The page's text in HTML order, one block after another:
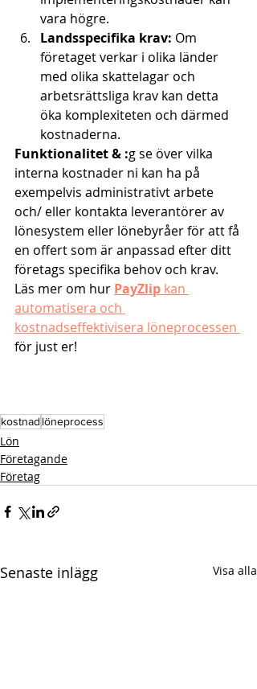
vara högre.
Landsspecifika krav: Om
företaget verkar i olika länder
med olika skattelagar och
arbetsrättsliga krav kan detta
öka komplexiteten och därmed
kostnaderna.
Funktionalitet & :g se över vilka
interna kostnader ni kan ha på
exempelvis administrativt arbete
och/ eller kontakta leverantörer av
lönesystem eller lönebyråer för att få
en offert som är anpassad efter ditt
företags specifika behov och krav.
Läs mer om hur PayZlip kan
automatisera och
kostnadseffektivisera löneprocessen
för just er!
kostnad löneprocess
Lön
Företagande
Företag
Senaste inlägg Visa alla